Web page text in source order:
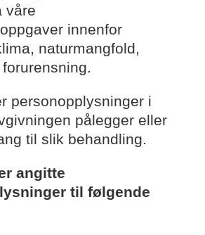
våre
innenfor
naturmangfold,
personopplysninger i
pålegger eller
til slik behandling.
angitte
til følgende